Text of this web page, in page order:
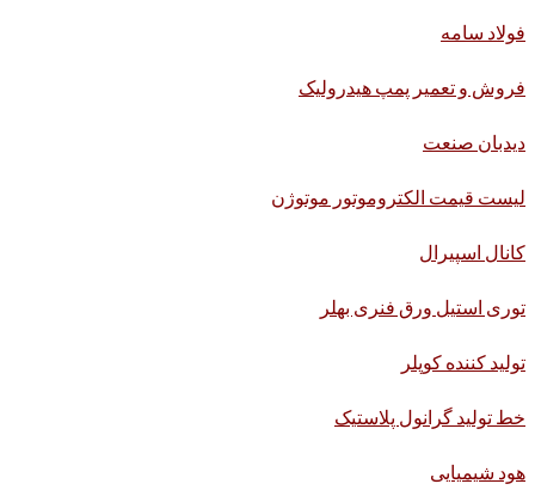
فولاد سامه
فروش و تعمیر پمپ هیدرولیک
دیدبان صنعت
لیست قیمت الکتروموتور موتوژن
کانال اسپیرال
توری استیل ورق فنری بهلر
تولید کننده کوپلر
خط تولید گرانول پلاستیک
هود شیمیایی